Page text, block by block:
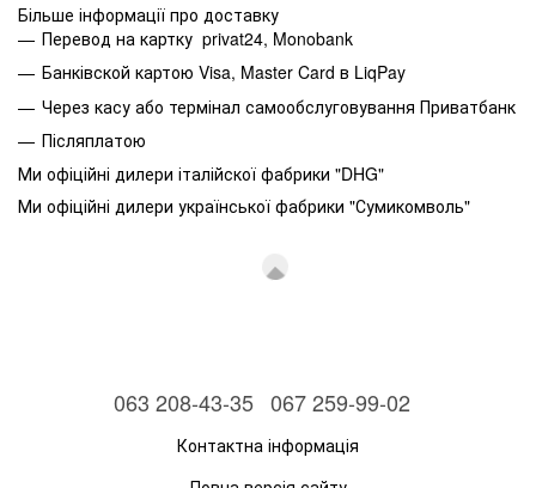
Більше інформації про доставку
Перевод на картку privat24, Monobank
Банківской картою Visa, Master Card в LiqPay
Через касу або термінал самообслуговування Приватбанк
Післяплатою
Ми офіційні дилери італійскої фабрики "DHG"
Ми офіційні дилери української фабрики "Сумикомволь"
063 208-43-35 067 259-99-02
Контактна інформація